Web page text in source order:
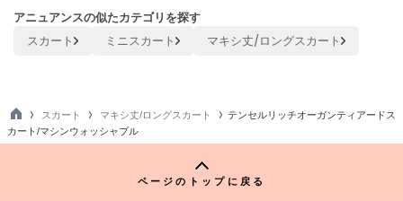
NEW Balance
ニューバランス
NIKE
ナイキ
アニュアンスの似たカテゴリを探す
スカート ミニスカート マキシ丈/ロングスカート
TO
P
スカート マキシ丈/ロングスカート
テンセルリッチオーガンティアードス
カート/マシンウォッシャブル
ページのトップに戻る